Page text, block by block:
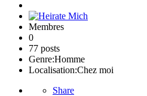
Membres
0
77 posts
Genre:Homme
Localisation:Chez moi
Share